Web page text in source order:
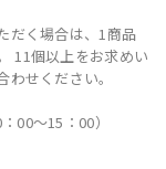
だく場合は、1商品
11個以上をお求めい
せください。
00〜15：00）